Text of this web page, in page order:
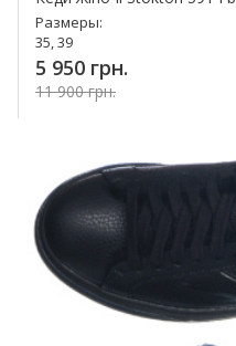
Размеры:
35, 39
5 950 грн.
11 900 грн.